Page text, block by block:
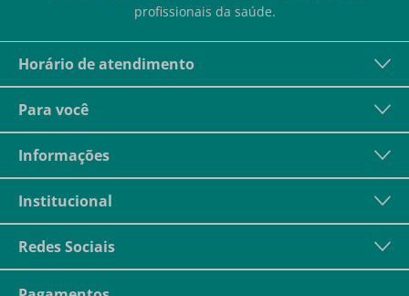
profissionais da saúde.
Horário de atendimento
Para você
Informações
Institucional
Redes Sociais